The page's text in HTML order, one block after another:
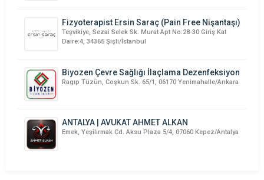
Fizyoterapist Ersin Saraç (Pain Free Nişantaşı)
Teşvikiye, Sezai Selek Sk. Murat Apt No:28-30 Giriş Kat
Daire:4, 34365 Şişli/İstanbul
Biyozen Çevre Sağlığı İlaçlama Dezenfeksiyon
Ragıp Tüzün, Coşkun Sk. 65/1, 06170 Yenimahalle/Ankara
ANTALYA | AVUKAT AHMET ALKAN
Emek, Yeşilırmak Cd. Aksu Plaza 5/4, 07060 Kepez/Antalya